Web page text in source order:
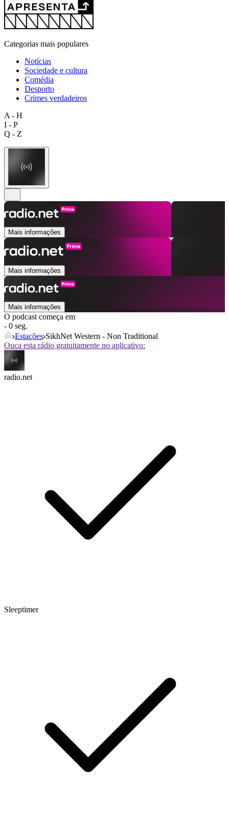
Categorias mais populares
Notícias
Sociedade e cultura
Comédia
Desporto
Crimes verdadeiros
A - H
I - P
Q - Z
Mais informações
Mais informações
Mais informações
O podcast começa em
- 0 seg.
Estações SikhNet Western - Non Traditional
Ouça esta rádio gratuitamente no aplicativo:
radio.net
Sleeptimer